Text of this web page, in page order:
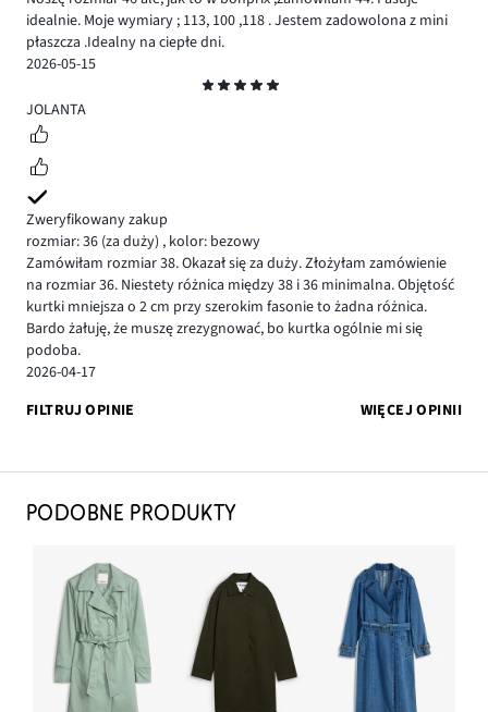
idealnie. Moje wymiary ; 113, 100 ,118 . Jestem zadowolona z mini
płaszcza .Idealny na ciepłe dni.
2026-05-15
5
JOLANTA
Zweryfikowany zakup
rozmiar: 36 (za duży) , kolor: bezowy
Zamówiłam rozmiar 38. Okazał się za duży. Złożyłam zamówienie
na rozmiar 36. Niestety różnica między 38 i 36 minimalna. Objętość
kurtki mniejsza o 2 cm przy szerokim fasonie to żadna różnica.
Bardo żałuję, że muszę zrezygnować, bo kurtka ogólnie mi się
podoba.
2026-04-17
FILTRUJ OPINIE
WIĘCEJ OPINII
PODOBNE PRODUKTY